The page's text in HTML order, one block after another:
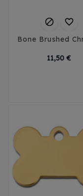
 
Bone Brushed
11,50 €